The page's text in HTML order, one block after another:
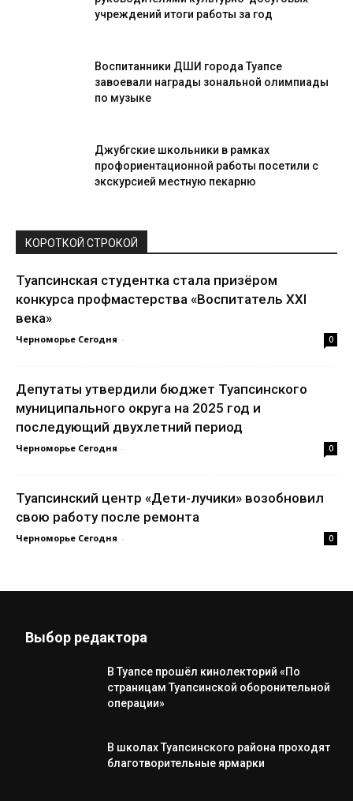
учреждений итоги работы за год
Воспитанники ДШИ города Туапсе
завоевали награды зональной олимпиады
по музыке
Джубгские школьники в рамках
профориентационной работы посетили с
экскурсией местную пекарню
КОРОТКОЙ СТРОКОЙ
Туапсинская студентка стала призёром
конкурса профмастерства «Воспитатель XXI
века»
Черноморье Сегодня - 0
Депутаты утвердили бюджет Туапсинского
муниципального округа на 2025 год и
последующий двухлетний период
Черноморье Сегодня - 0
Туапсинский центр «Дети-лучики» возобновил
свою работу после ремонта
Черноморье Сегодня - 0
Выбор редактора
В Туапсе прошёл кинолекторий «По
страницам Туапсинской оборонительной
операции»
В школах Туапсинского района проходят
благотворительные ярмарки